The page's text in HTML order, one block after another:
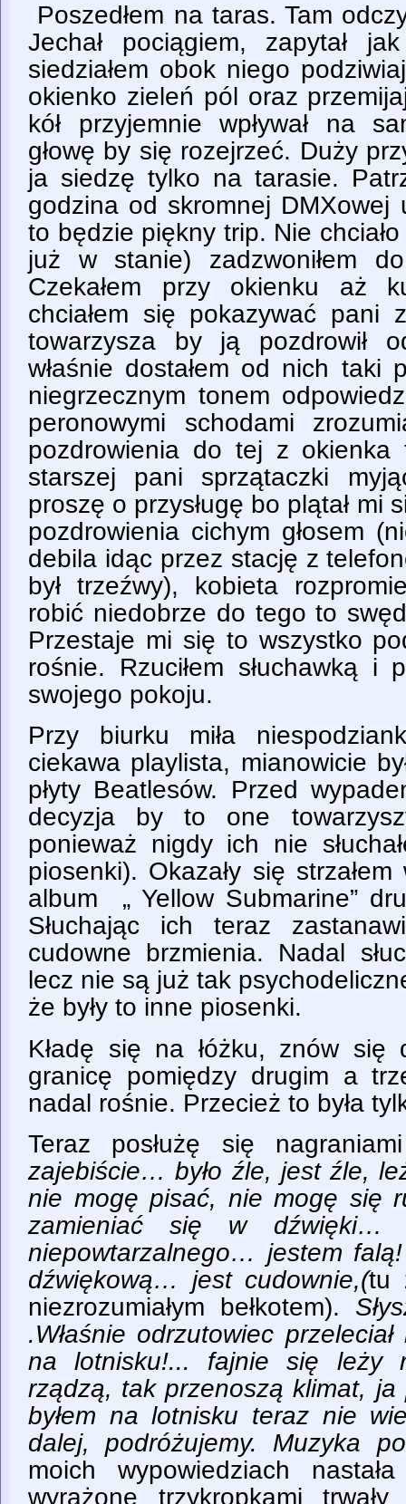
Poszedłem na taras. Tam
Jechał pociągiem, zapytał
siedziałem obok niego
okienko zieleń pól oraz
kół przyjemnie wpływał na
głowę by się rozejrzeć. Duży
ja siedzę tylko na tarasie.
godzina od skromnej DMXowej
to będzie piękny trip. Nie
już w stanie) zadzwoniłem
Czekałem przy okienku aż
chciałem się pokazywać pani
towarzysza by ją pozdrowił
właśnie dostałem od nich taki
niegrzecznym tonem
peronowymi schodami
pozdrowienia do tej z okienka
starszej pani sprzątaczki
proszę o przysługę bo plątał mi
pozdrowienia cichym głosem
debila idąc przez stację z
był trzeźwy), kobieta
robić niedobrze do tego to
Przestaje mi się to wszystko
rośnie. Rzuciłem słuchawką i
swojego pokoju.
Przy biurku miła
ciekawa playlista, mianowicie
płyty Beatlesów. Przed
decyzja by to one
ponieważ nigdy ich nie
piosenki). Okazały się
album „ Yellow Submarine”
Słuchając ich teraz
cudowne brzmienia. Nadal
lecz nie są już tak
że były to inne piosenki.
Kładę się na łóżku, znów się
granicę pomiędzy drugim a
nadal rośnie. Przecież to była
Teraz posłużę się
zajebiście… było źle, jest źle,
nie mogę pisać, nie mogę się
zamieniać się w dźwięki…
niepowtarzalnego… jestem
dźwiękową… jest cudownie,(tu
niezrozumiałym bełkotem).
.Właśnie odrzutowiec
na lotnisku!... fajnie się leży
rządzą, tak przenoszą klimat,
byłem na lotnisku teraz nie
dalej, podróżujemy. Muzyka
moich wypowiedziach
wyrażone trzykropkami